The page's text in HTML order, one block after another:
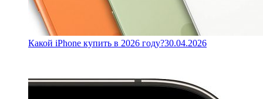
Какой iPhone купить в 2026 году?30.04.2026